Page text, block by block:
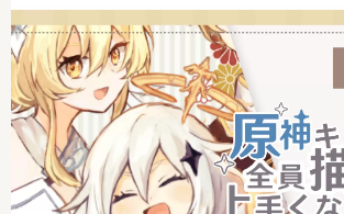
目次
模写をしてみてわかったこと
BeforeAfter
空と蛍尊すぎる件